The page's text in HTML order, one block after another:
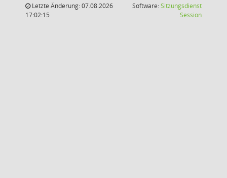
Letzte Änderung: 07.08.2026
17:02:15
Software:Sitzungsdienst
Session(Wird in